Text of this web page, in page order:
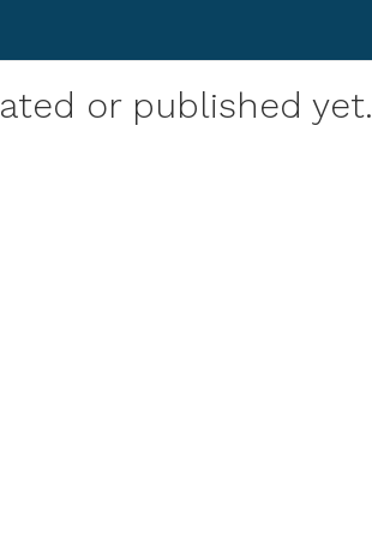
or published yet.